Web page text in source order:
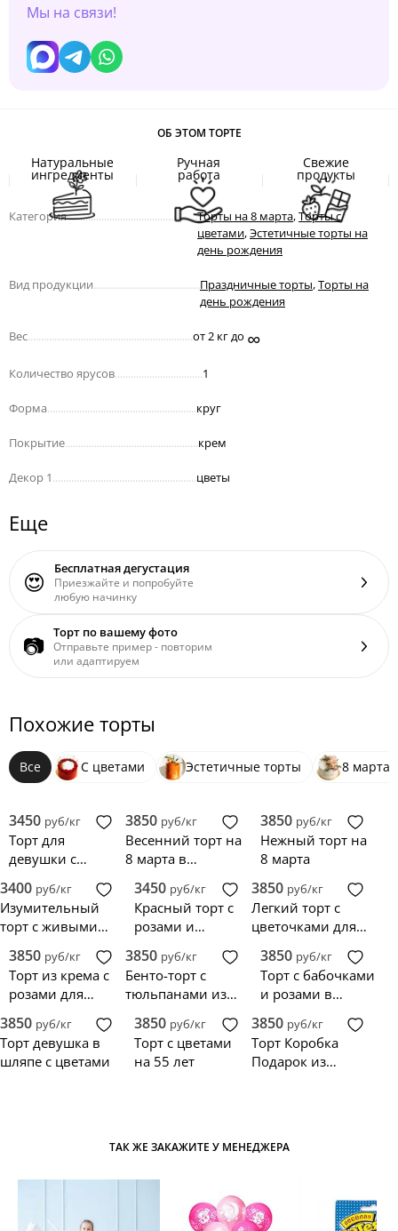
Мы на связи!
ОБ ЭТОМ ТОРТЕ
Натуральные
ингредиенты
Ручная
работа
Свежие
продукты
Категория.................................................Торты на 8 марта,Торты с
цветами,Эстетичные торты на
день рождения
Вид продукции Праздничные торты,Торты на
день рождения
Вес от 2 кг до ∞
Количество ярусов 1
Форма круг
Покрытие крем
Декор 1 цветы
Еще
😍 Бесплатная дегустация
Приезжайте и попробуйте
любую начинку
📷 Торт по вашему фото
Отправьте пример - повторим
или адаптируем
Похожие торты
Все С цветами Эстетичные торты 8 марта
3450 руб/кг
Торт для
девушки с
розами и
рисунком
3850 руб/кг
Весенний торт на
8 марта в
цветами
3850 руб/кг
Нежный торт на
8 марта
3400 руб/кг
Изумительный
торт с живыми
макарон
3450 руб/кг
Красный торт с
розами и
3850 руб/кг
Легкий торт с
цветочками для
3850 руб/кг
Торт из крема с
розами для
3850 руб/кг
Бенто-торт с
тюльпанами из
3850 руб/кг
Торт с бабочками
и розами в
3850 руб/кг
Торт девушка в
шляпе с цветами
3850 руб/кг
Торт с цветами
на 55 лет
3850 руб/кг
Торт Коробка
Подарок из
ТАК ЖЕ ЗАКАЖИТЕ У МЕНЕДЖЕРА